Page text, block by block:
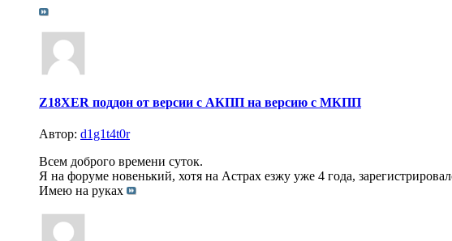
Z18XER поддон от версии с АКПП на версию с МКПП
Автор: d1g1t4t0r
Всем доброго времени суток.
Я на форуме новенький, хотя на Астрах езжу уже 4 года,
Имею на руках